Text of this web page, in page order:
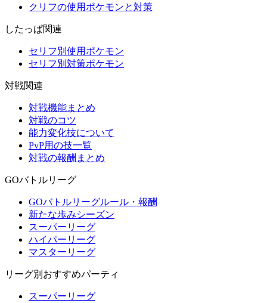
クリフの使用ポケモンと対策
したっぱ関連
セリフ別使用ポケモン
セリフ別対策ポケモン
対戦関連
対戦機能まとめ
対戦のコツ
能力変化技について
PvP用の技一覧
対戦の報酬まとめ
GOバトルリーグ
GOバトルリーグルール・報酬
新たな歩みシーズン
スーパーリーグ
ハイパーリーグ
マスターリーグ
リーグ別おすすめパーティ
スーパーリーグ